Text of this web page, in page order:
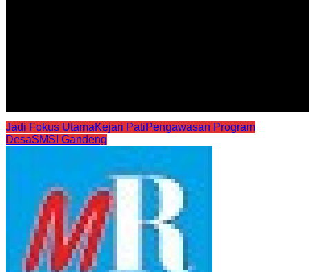
Jadi Fokus UtamaKejari PatiPengawasan Program
DesaSMSI Gandeng